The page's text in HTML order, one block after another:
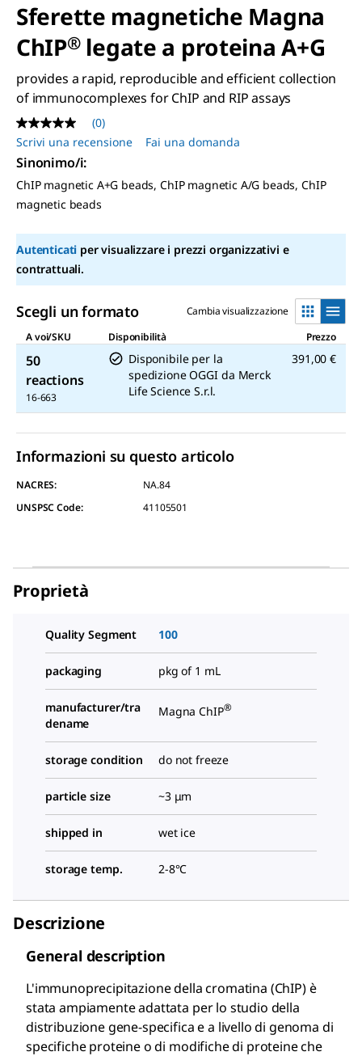
Sferette magnetiche Magna
ChIP®legate a proteina A+G
provides a rapid, reproducible and efficient collection
of immunocomplexes for ChIP and RIP assays
Nessuna
valutazione
Stesso
link
alla
pagina.
(0)
Scrivi una recensione
Fai una domanda
Sinonimo/i:
ChIP magnetic A+G beads, ChIP magnetic A/G beads, ChIP
magnetic beads
Autenticati per visualizzare i prezzi organizzativi e
contrattuali.
Scegli un formato
Cambia visualizzazione
A voi/SKU
Disponibilità Prezzo
50
reactions
16-663
Disponibile per la
spedizione OGGI da Merck
Life Science S.r.l.
391,00 €
Informazioni su questo articolo
NACRES:
NA.84
UNSPSC Code:
41105501
Proprietà
Quality Segment 100
packaging pkg of 1 mL
manufacturer/tra
dename
Magna ChIP®
storage condition do not freeze
particle size ~3 μm
shipped in wet ice
storage temp. 2-8°C
Descrizione
General description
L'immunoprecipitazione della cromatina (ChIP) è
stata ampiamente adattata per lo studio della
distribuzione gene-specifica e a livello di genoma di
specifiche proteine o di modifiche di proteine che